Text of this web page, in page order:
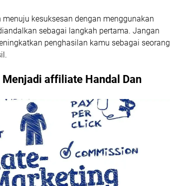
kesuksesan dengan menggunakan
sebagai langkah pertama. Jangan
penghasilan kamu sebagai seorang
affiliate Handal Dan